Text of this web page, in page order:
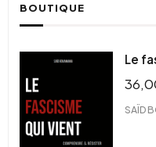
BOUTIQUE
Le
SAÏD